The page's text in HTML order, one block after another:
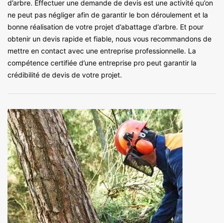
d’arbre. Effectuer une demande de devis est une activité qu’on
ne peut pas négliger afin de garantir le bon déroulement et la
bonne réalisation de votre projet d’abattage d’arbre. Et pour
obtenir un devis rapide et fiable, nous vous recommandons de
mettre en contact avec une entreprise professionnelle. La
compétence certifiée d’une entreprise pro peut garantir la
crédibilité de devis de votre projet.